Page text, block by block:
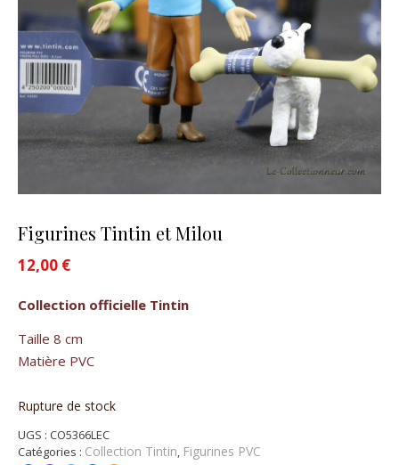
Figurines Tintin et Milou
12,00 €
Collection officielle Tintin
Taille 8 cm
Matière PVC
Rupture de stock
UGS : CO5366LEC
Catégories : Collection Tintin, Figurines PVC